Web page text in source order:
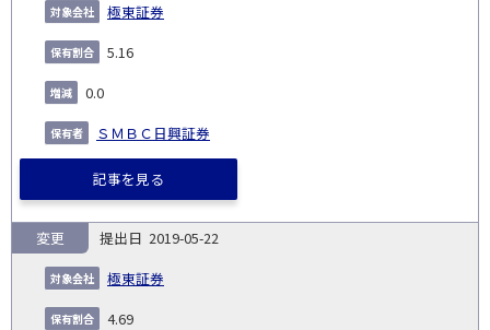
極東証券
5.16
0.0
ＳＭＢＣ日興証券
記事を見る
2019-05-22
極東証券
変更
4.69